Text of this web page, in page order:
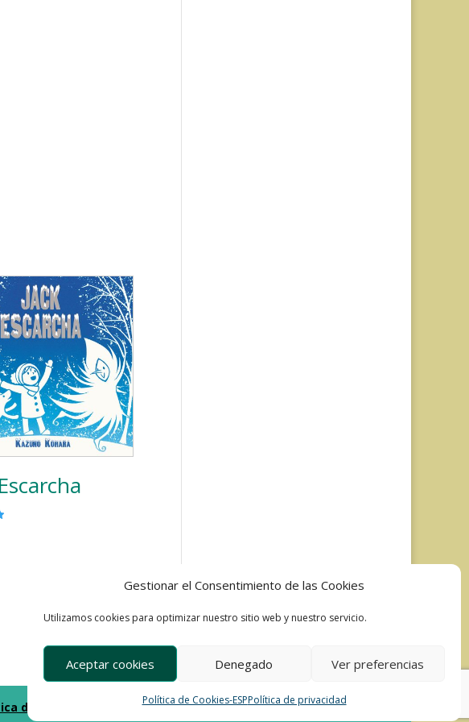
Gestionar el Consentimiento de las Cookies
Utilizamos cookies para optimizar nuestro sitio web y nuestro servicio.
Aceptar cookies Denegado Ver preferencias
Política de Cookies-ESPPolítica de privacidad
de Cookies Development & Design by Ixole